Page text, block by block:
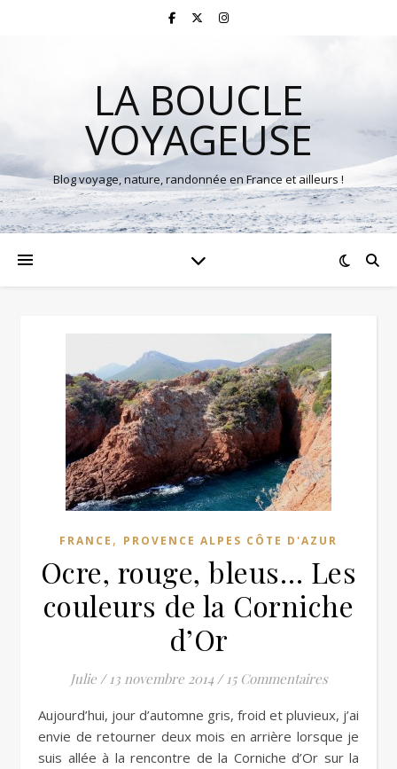
LA BOUCLE
VOYAGEUSE
Blog voyage, nature, randonnée en France et ailleurs !
FRANCE , PROVENCE ALPES CÔTE D'AZUR
Ocre, rouge, bleus… Les
couleurs de la Corniche
d’Or
Julie / 13 novembre 2014 / 15 Commentaires
Aujourd’hui, jour d’automne gris, froid et pluvieux, j’ai
envie de retourner deux mois en arrière lorsque je
suis allée à la rencontre de la Corniche d’Or sur la